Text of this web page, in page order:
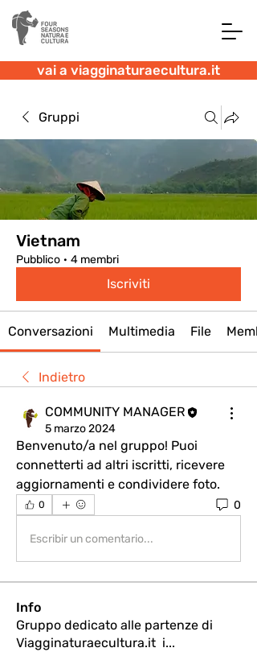
vai a viagginaturaecultura.it
Gruppi
Vietnam
Pubblico · 4 membri
Iscriviti
Conversazioni Multimedia File
Indietro
COMMUNITY MANAGER
5 marzo 2024
Benvenuto/a nel gruppo! Puoi
connetterti ad altri iscritti, ricevere
aggiornamenti e condividere foto.
0 0
Escribir un comentario...
Info
Gruppo dedicato alle partenze di
Viagginaturaecultura.it i...